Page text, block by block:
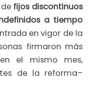
fijos discontinuos
a tiempo
en vigor de la
firmaron más
el mismo mes,
de la reforma–